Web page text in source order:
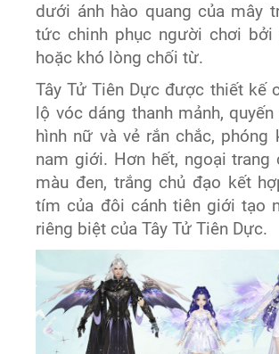
dưới ánh hào quang của mây
tức chinh phục người chơi bởi
hoặc khó lòng chối từ.
Tây Tử Tiên Dực được thiết kế
lộ vóc dáng thanh mảnh,
hình nữ và vẻ rắn chắc, phóng
nam giới. Hơn hết, ngoại trang
màu đen, trắng chủ đạo kết
tím của đôi cánh tiên giới tạo
riêng biệt của Tây Tử Tiên Dực.